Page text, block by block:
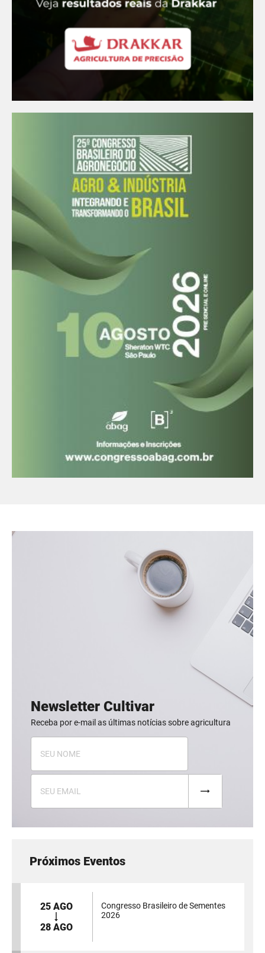
Newsletter Cultivar
Receba por e-mail as últimas notícias sobre agricultura
Próximos Eventos
25 AGO
28 AGO
Congresso Brasileiro de Sementes
2026